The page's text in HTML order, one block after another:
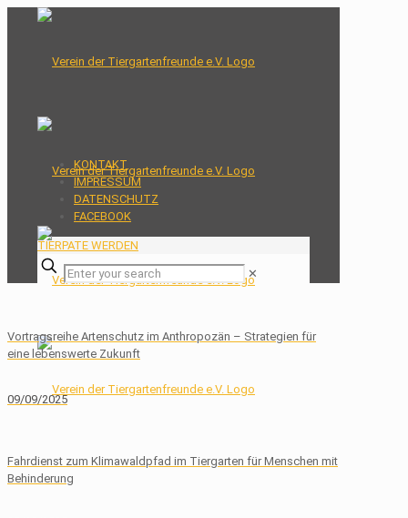
KONTAKT
IMPRESSUM
DATENSCHUTZ
FACEBOOK
TIERPATE WERDEN
✕
Vortragsreihe Artenschutz im Anthropozän – Strategien für
eine lebenswerte Zukunft
09/09/2025
Fahrdienst zum Klimawaldpfad im Tiergarten für Menschen mit
Behinderung